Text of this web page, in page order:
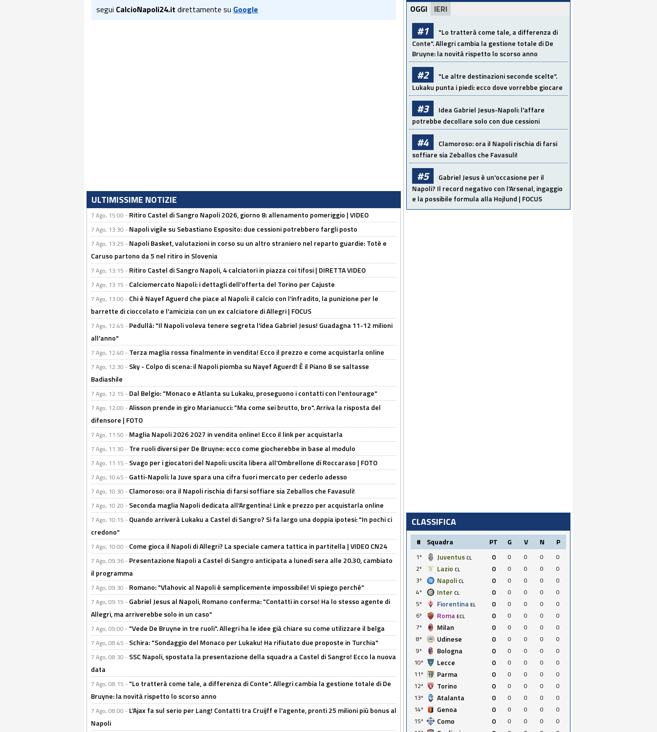
segui CalcioNapoli24.it direttamente su Google
ULTIMISSIME NOTIZIE
7 Ago, 15:00 - Ritiro Castel di Sangro Napoli 2026, giorno 8: allenamento pomeriggio | VIDEO
7 Ago, 13:30 - Napoli vigile su Sebastiano Esposito: due cessioni potrebbero fargli posto
7 Ago, 13:25 - Napoli Basket, valutazioni in corso su un altro straniero nel reparto guardie: Totè e
Caruso partono da 5 nel ritiro in Slovenia
7 Ago, 13:15 - Ritiro Castel di Sangro Napoli, 4 calciatori in piazza coi tifosi | DIRETTA VIDEO
7 Ago, 13:15 - Calciomercato Napoli: i dettagli dell'offerta del Torino per Cajuste
7 Ago, 13:00 - Chi è Nayef Aguerd che piace al Napoli: il calcio con l'infradito, la punizione per le
barrette di cioccolato e l'amicizia con un ex calciatore di Allegri | FOCUS
7 Ago, 12:45 - Pedullà: "Il Napoli voleva tenere segreta l'idea Gabriel Jesus! Guadagna 11-12 milioni
all'anno"
7 Ago, 12:40 - Terza maglia rossa finalmente in vendita! Ecco il prezzo e come acquistarla online
7 Ago, 12:30 - Sky - Colpo di scena: il Napoli piomba su Nayef Aguerd! È il Piano B se saltasse
Badiashile
7 Ago, 12:15 - Dal Belgio: "Monaco e Atlanta su Lukaku, proseguono i contatti con l'entourage"
7 Ago, 12:00 -Alisson prende in giro Marianucci: "Ma come sei brutto, bro". Arriva la risposta del
difensore | FOTO
7 Ago, 11:50 - Maglia Napoli 2026 2027 in vendita online! Ecco il link per acquistarla
7 Ago, 11:30 - Tre ruoli diversi per De Bruyne: ecco come giocherebbe in base al modulo
7 Ago, 11:15 - Svago per i giocatori del Napoli: uscita libera all'Ombrellone di Roccaraso | FOTO
7 Ago, 10:45 - Gatti-Napoli: la Juve spara una cifra fuori mercato per cederlo adesso
7 Ago, 10:30 - Clamoroso: ora il Napoli rischia di farsi soffiare sia Zeballos che Favasuli!
7 Ago, 10:20 - Seconda maglia Napoli dedicata all'Argentina! Link e prezzo per acquistarla online
7 Ago, 10:15 - Quando arriverà Lukaku a Castel di Sangro? Si fa largo una doppia ipotesi: "In pochi ci
credono"
7 Ago, 10:00 - Come gioca il Napoli di Allegri? La speciale camera tattica in partitella | VIDEO CN24
7 Ago, 09:36 - Presentazione Napoli a Castel di Sangro anticipata a lunedì sera alle 20.30, cambiato
il programma
7 Ago, 09:30 - Romano: "Vlahovic al Napoli è semplicemente impossibile! Vi spiego perché"
7 Ago, 09:15 - Gabriel Jesus al Napoli, Romano conferma: "Contatti in corso! Ha lo stesso agente di
Allegri, ma arriverebbe solo in un caso"
7 Ago, 09:00 - "Vede De Bruyne in tre ruoli". Allegri ha le idee già chiare su come utilizzare il belga
7 Ago, 08:45 - Schira: "Sondaggio del Monaco per Lukaku! Ha rifiutato due proposte in Turchia"
7 Ago, 08:30 - SSC Napoli, spostata la presentazione della squadra a Castel di Sangro! Ecco la nuova
data
7 Ago, 08:15 - "Lo tratterà come tale, a differenza di Conte". Allegri cambia la gestione totale di De
Bruyne: la novità rispetto lo scorso anno
7 Ago, 08:00 - L'Ajax fa sul serio per Lang! Contatti tra Cruijff e l'agente, pronti 25 milioni più bonus al
Napoli
OGGI IERI
#1
"Lo tratterà come tale, a differenza di
Conte". Allegri cambia la gestione totale di De
Bruyne: la novità rispetto lo scorso anno
#2
"Le altre destinazioni seconde scelte".
Lukaku punta i piedi: ecco dove vorrebbe giocare
#3
Idea Gabriel Jesus-Napoli: l'affare
potrebbe decollare solo con due cessioni
#4
Clamoroso: ora il Napoli rischia di farsi
soffiare sia Zeballos che Favasuli!
#5
Gabriel Jesus è un'occasione per il
Napoli? Il record negativo con l'Arsenal, ingaggio
e la possibile formula alla Hojlund | FOCUS
CLASSIFICA
# Squadra PT G V N P
1º Juventus CL 0 0 0 0
0
2º
Lazio CL 0 0 0 0
0
3º
Napoli CL 0 0 0 0
0
4º
Inter CL 0 0 0 0
0
5º
Fiorentina EL 0 0 0 0
0
6º
Roma ECL 0 0 0 0
0
7º
Milan 0 0 0 0
0
8º
Udinese 0 0 0 0
0
9º
Bologna 0 0 0 0
0
10º
Lecce 0 0 0 0
0
11º
Parma 0 0 0 0
0
12º
Torino 0 0 0 0
0
13º
Atalanta 0 0 0 0
0
14º
Genoa 0 0 0 0
0
15º
Como 0 0 0 0
0